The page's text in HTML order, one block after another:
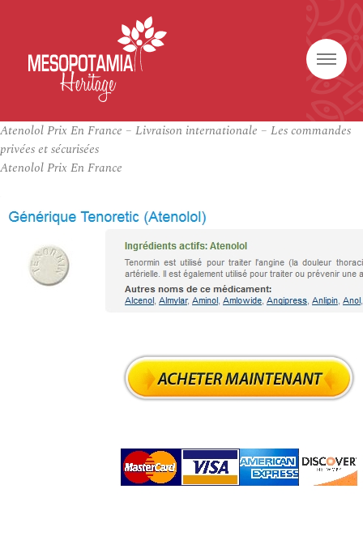
Atenolol Prix En France – Livraison internationale – Les commandes
privées et sécurisées
Atenolol Prix En France